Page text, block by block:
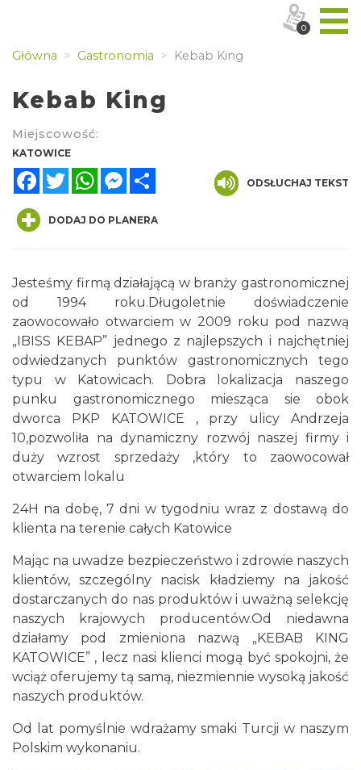
Główna Gastronomia Kebab King
Kebab King
Miejscowość:
KATOWICE
FacebookTwitterWhatsAppMessenger
ODSŁUCHAJ TEKST
DODAJ DO PLANERA
Jesteśmy firmą działającą w branży gastronomicznej
od 1994 roku.Długoletnie doświadczenie
zaowocowało otwarciem w 2009 roku pod nazwą
„IBISS KEBAP” jednego z najlepszych i najchętniej
odwiedzanych punktów gastronomicznych tego
typu w Katowicach. Dobra lokalizacja naszego
punku gastronomicznego miesząca sie obok
dworca PKP KATOWICE , przy ulicy Andrzeja
10,pozwoliła na dynamiczny rozwój naszej firmy i
duży wzrost sprzedaży ,który to zaowocował
otwarciem lokalu
24H na dobę, 7 dni w tygodniu wraz z dostawą do
klienta na terenie całych Katowice
Mając na uwadze bezpieczeństwo i zdrowie naszych
klientów, szczególny nacisk kładziemy na jakość
dostarczanych do nas produktów i uważną selekcję
naszych krajowych producentów.Od niedawna
działamy pod zmieniona nazwą „KEBAB KING
KATOWICE” , lecz nasi klienci mogą być spokojni, że
wciąż oferujemy tą samą, niezmiennie wysoką jakość
naszych produktów.
Od lat pomyślnie wdrażamy smaki Turcji w naszym
Polskim wykonaniu.
0